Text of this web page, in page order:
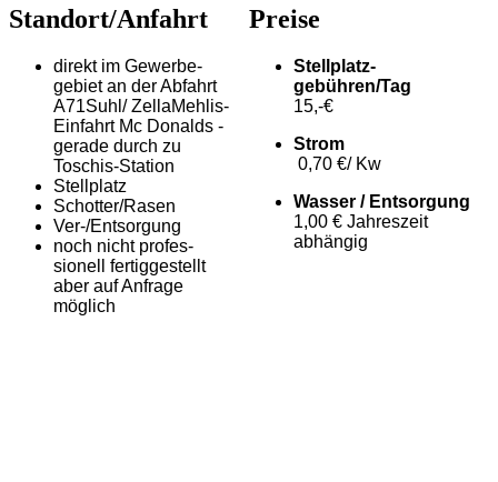
Standort/Anfahrt
direkt im Gewerbe­
gebiet an der Abfahrt
A71Suhl/ ZellaMehlis-
Einfahrt Mc Donalds -
gerade durch zu
Toschis-Station
Stellplatz
Schotter/Rasen
Ver-/Entsorgung
noch nicht profes­
sionell fertiggestellt
aber auf Anfrage
möglich
Preise
Stellplatz­
gebühren/Tag
15,-€
Strom
0,70 €/ Kw
Wasser / Entsorgung
1,00 € Jahreszeit
abhängig